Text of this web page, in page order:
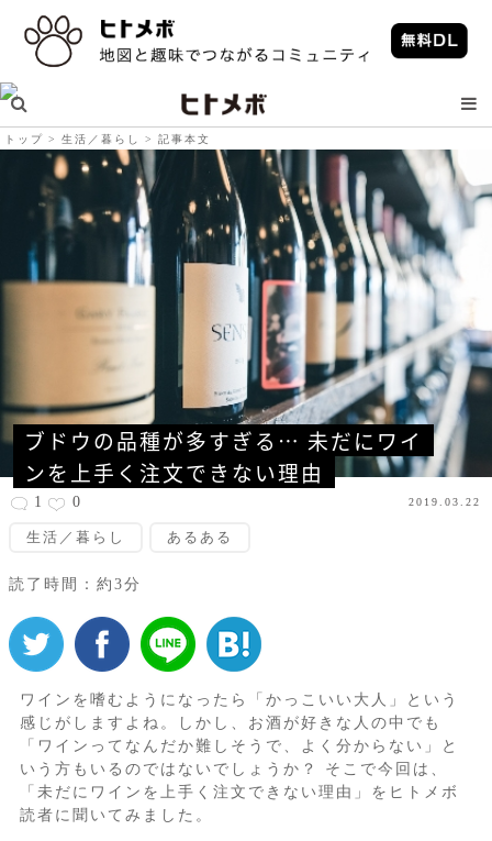
トップ 生活／暮らし 記事本文
ブドウの品種が多すぎる… 未だにワイ
ンを上手く注文できない理由
1 0 2019.03.22
生活／暮らし あるある
読了時間：約3分
ワインを嗜むようになったら「かっこいい大人」という
感じがしますよね。しかし、お酒が好きな人の中でも
「ワインってなんだか難しそうで、よく分からない」と
いう方もいるのではないでしょうか？ そこで今回は、
「未だにワインを上手く注文できない理由」をヒトメボ
読者に聞いてみました。